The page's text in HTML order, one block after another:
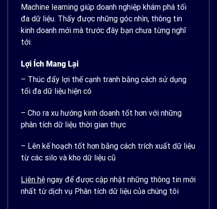
Machine learning giúp doanh nghiệp khám phá tối
đa dữ liệu. Thấy được những góc nhìn, thông tin
kinh doanh mới mà trước đây bạn chưa từng nghĩ
tới.
Lợi Ích Mang Lại
– Thúc đẩy lợi thế cạnh tranh bằng cách sử dụng
tối đa dữ liệu hiện có
– Cho ra xu hướng kinh doanh tốt hơn với những
phân tích dữ liệu thời gian thực
– Lên kế hoạch tốt hơn bằng cách trích xuất dữ liệu
từ các silo và kho dữ liệu cũ
Liên hệ ngay để được cập nhật những thông tin mới
nhất từ dịch vụ Phân tích dữ liệu của chúng tôi